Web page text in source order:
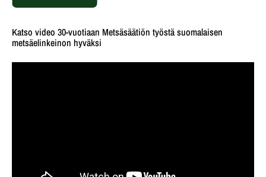
Katso video 30-vuotiaan Metsäsäätiön työstä suomalaisen
metsäelinkeinon hyväksi